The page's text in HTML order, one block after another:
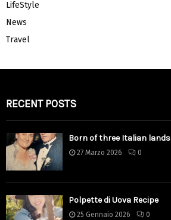
LifeStyle
News
Travel
RECENT POSTS
Born of three Italian lands
27 Marzo 2026 0
Polpette di Uova Recipe
25 Gennaio 2026 0